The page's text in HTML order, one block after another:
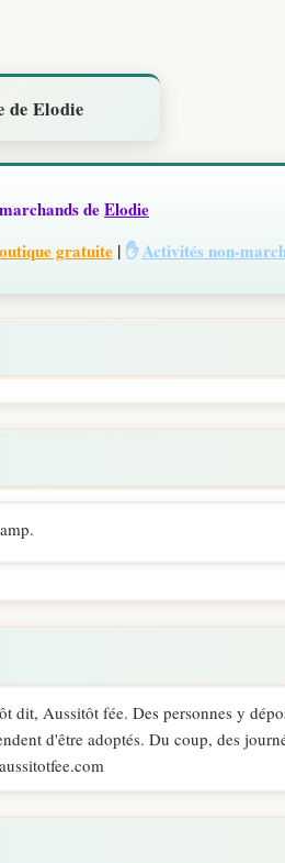
de Elodie
deElodie
gratuite| ✋Activités non-
Aussitôt fée. Des personnes y
d'être adoptés. Du coup, des